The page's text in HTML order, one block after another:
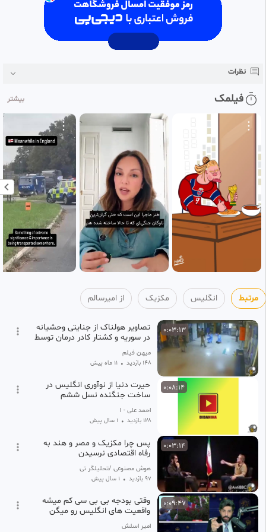
نظرات
فیلمک بیشتر
مرتبط انگلیس مکزیک از امیرسالم
0:03:13
تصاویر هولناک از جنایتی وحشیانه
در سوریه و کشتار کادر درمان توسط
شورشیان
میهن فیلم
148 بازدید • 11 ماه پیش
0:08:14
حیرت دنیا از نوآوری انگلیس در
ساخت جنگنده نسل ششم
احمد علی - 1
128 بازدید • 1 سال پیش
0:03:14
پس چرا مکزیک و مصر و هند به
رفاه اقتصادی نرسیدن
هوش مصنوعی /تحلیلگر تی وی
97 بازدید • 1 سال پیش
0:09:47
وقتی بودجه بی بی سی کم میشه
واقعیت های انگلیس رو میگن
کلیپ سیاسی
امیر اسلش